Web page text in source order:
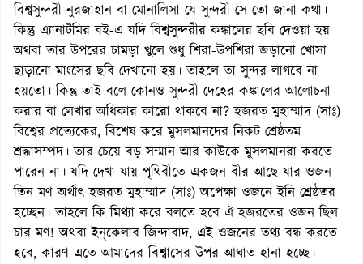
বিশ্বসুন্দরী নুরজাহান বা মোনালিসা যে সুন্দরী সে তো জানা কথা।
কিন্তু এ্যানাটমির বই-এ যদি বিশ্বসুন্দরীর কঙ্কালের ছবি দেওয়া হয়
অথবা তার উপরের চামড়া খুলে শুধু শিরা-উপশিরা জড়ানো খোসা
ছাড়ানো মাংসের ছবি দেখানো হয়। তাহলে তা সুন্দর লাগবে না
হয়তো। কিন্তু তাই বলে কোনও সুন্দরী দেহের কঙ্কালের আলোচনা
করার বা লেখার অধিকার কারো থাকবে না? হজরত মুহাম্মাদ (সাঃ)
বিশ্বের প্রত্যেকের, বিশেষ করে মুসলমানদের নিকট শ্রেষ্ঠতম
শ্রদ্ধাসম্পদ। তার চেয়ে বড় সম্মান আর কাউকে মুসলমানরা করতে
পারেন না। যদি দেখা যায় পৃথিবীতে একজন বীর আছে যার ওজন
তিন মণ অর্থাৎ হজরত মুহাম্মাদ (সাঃ) অপেক্ষা ওজনে ইনি শ্রেষ্ঠতর
হচ্ছেন। তাহলে কি মিথ্যা করে বলতে হবে ঐ হজরতের ওজন ছিল
চার মণ! অথবা ইন্‌কেলাব জিন্দাবাদ, এই ওজনের তথ্য বন্ধ করতে
হবে, কারণ এতে আমাদের বিশ্বাসের উপর আঘাত হানা হচ্ছে।